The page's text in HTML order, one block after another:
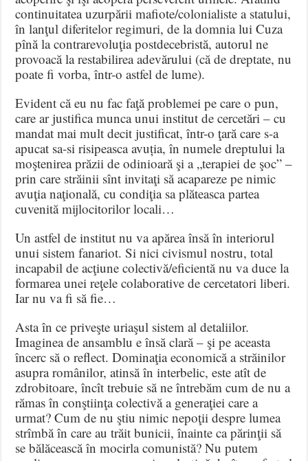
continuitatea uzurpării mafiote/colonialiste a statului,
în lanţul diferitelor regimuri, de la domnia lui Cuza
pînă la contrarevoluţia postdecebristă, autorul ne
provoacă la restabilirea adevărului (că de dreptate, nu
poate fi vorba, într-o astfel de lume).
Evident că eu nu fac faţă problemei pe care o pun,
care ar justifica munca unui institut de cercetări – cu
mandat mai mult decit justificat, într-o ţară care s-a
apucat sa-si risipeasca avuția, în numele dreptului la
moştenirea prăzii de odinioară şi a „terapiei de şoc” –
prin care străinii sînt invitaţi să acapareze pe nimic
avuţia naţională, cu condiţia sa plăteasca partea
cuvenită mijlocitorilor locali…
Un astfel de institut nu va apărea însă în interiorul
unui sistem fanariot. Si nici civismul nostru, total
incapabil de acţiune colectivă/eficientă nu va duce la
formarea unei reţele colaborative de cercetatori liberi.
Iar nu va fi să fie…
Asta în ce priveşte uriaşul sistem al detaliilor.
Imaginea de ansamblu e însă clară – şi pe aceasta
încerc să o reflect. Dominaţia economică a străinilor
asupra românilor, atinsă în interbelic, este atît de
zdrobitoare, încît trebuie să ne întrebăm cum de nu a
rămas în conştiinţa colectivă a generaţiei care a
urmat? Cum de nu ştiu nimic nepoţii despre lumea
strîmbă în care au trăit bunicii, înainte ca părinţii să
se bălăcească în mocirla comunistă? Nu putem